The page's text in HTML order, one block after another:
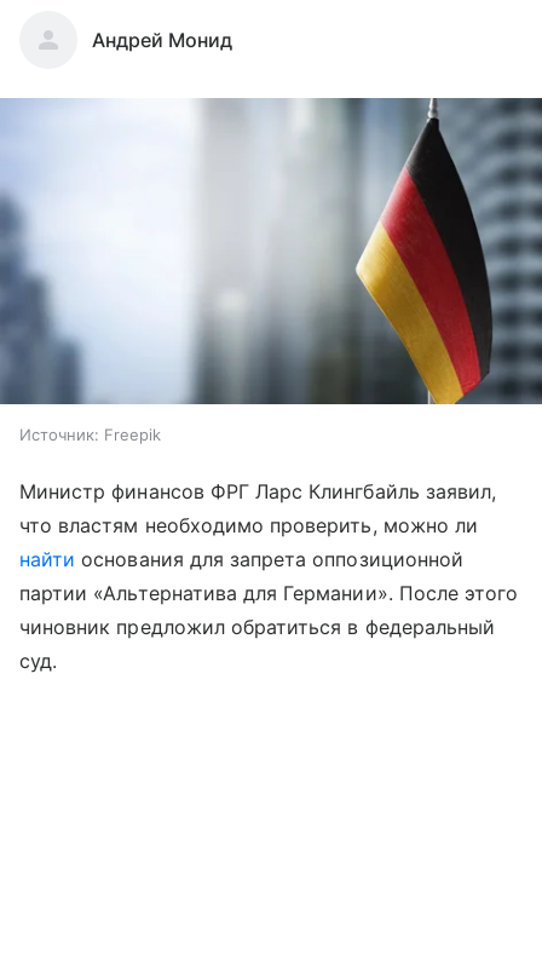
Андрей Монид
Источник: Freepik
Министр финансов ФРГ Ларс Клингбайль заявил,
что властям необходимо проверить, можно ли
найти основания для запрета оппозиционной
партии «Альтернатива для Германии». После этого
чиновник предложил обратиться в федеральный
суд.